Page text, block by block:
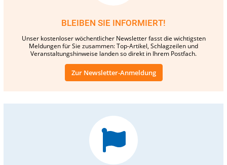
BLEIBEN SIE INFORMIERT!
Unser kostenloser wöchentlicher Newsletter fasst die wichtigsten
Meldungen für Sie zusammen: Top-Artikel, Schlagzeilen und
Veranstaltungshinweise landen so direkt in Ihrem Postfach.
Zur Newsletter-Anmeldung